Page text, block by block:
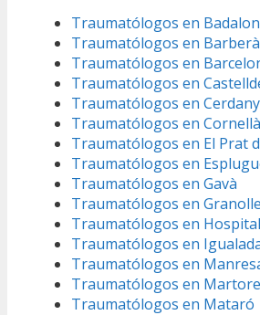
Traumatólogos en
Traumatólogos en
Traumatólogos en
Traumatólogos en
Traumatólogos en
Traumatólogos en
Traumatólogos en El Prat
Traumatólogos en
Traumatólogos en Gavà
Traumatólogos en
Traumatólogos en
Traumatólogos en
Traumatólogos en
Traumatólogos en
Traumatólogos en Mataró